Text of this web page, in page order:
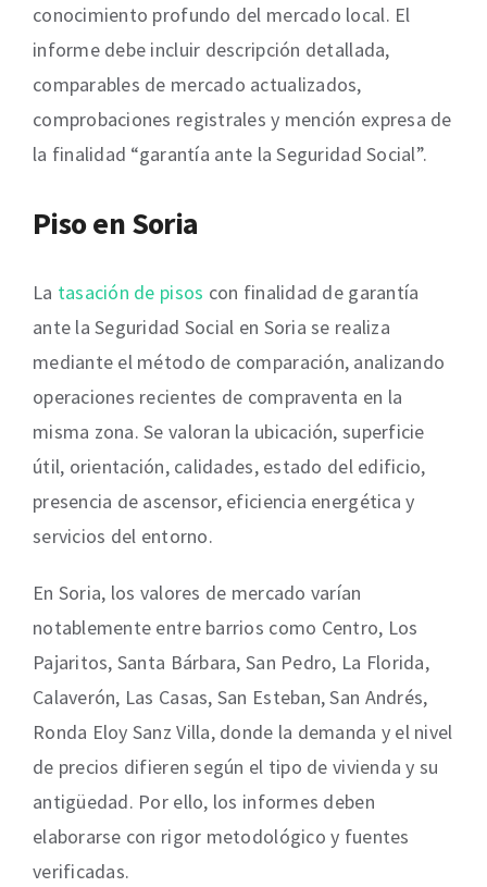
conocimiento profundo del mercado local. El
informe debe incluir descripción detallada,
comparables de mercado actualizados,
comprobaciones registrales y mención expresa de
la finalidad “garantía ante la Seguridad Social”.
Piso en Soria
La tasación de pisos con finalidad de garantía
ante la Seguridad Social en Soria se realiza
mediante el método de comparación, analizando
operaciones recientes de compraventa en la
misma zona. Se valoran la ubicación, superficie
útil, orientación, calidades, estado del edificio,
presencia de ascensor, eficiencia energética y
servicios del entorno.
En Soria, los valores de mercado varían
notablemente entre barrios como Centro, Los
Pajaritos, Santa Bárbara, San Pedro, La Florida,
Calaverón, Las Casas, San Esteban, San Andrés,
Ronda Eloy Sanz Villa, donde la demanda y el nivel
de precios difieren según el tipo de vivienda y su
antigüedad. Por ello, los informes deben
elaborarse con rigor metodológico y fuentes
verificadas.